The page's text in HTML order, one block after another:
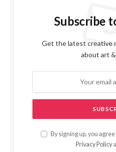
Subscribe
Get the latest creative
about art
By signing up, you
Privacy Policy